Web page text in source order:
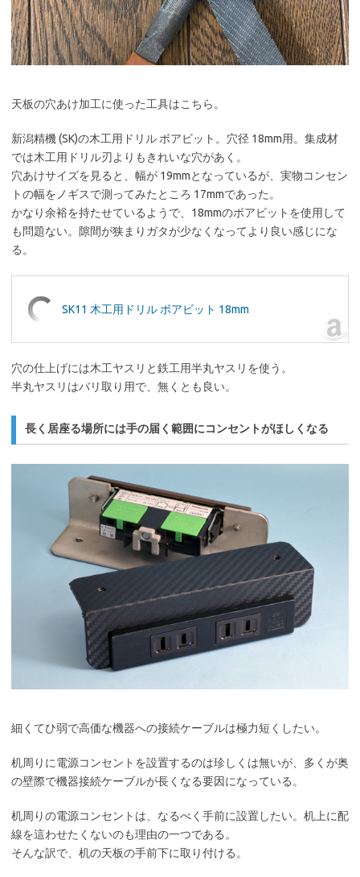
天板の穴あけ加工に使った工具はこちら。
新潟精機 (SK)の木工用ドリル ボアビット。穴径 18mm用。集成材
では木工用ドリル刃よりもきれいな穴があく。
穴あけサイズを見ると、幅が 19mmとなっているが、実物コンセン
トの幅をノギスで測ってみたところ 17mmであった。
かなり余裕を持たせているようで、18mmのボアビットを使用して
も問題ない。隙間が狭まりガタが少なくなってより良い感じにな
る。
SK11 木工用ドリル ボアビット 18mm
穴の仕上げには木工ヤスリと鉄工用半丸ヤスリを使う。
半丸ヤスリはバリ取り用で、無くとも良い。
長く居座る場所には手の届く範囲にコンセントがほしくなる
細くてひ弱で高価な機器への接続ケーブルは極力短くしたい。
机周りに電源コンセントを設置するのは珍しくは無いが、多くが奥
の壁際で機器接続ケーブルが長くなる要因になっている。
机周りの電源コンセントは、なるべく手前に設置したい。机上に配
線を這わせたくないのも理由の一つである。
そんな訳で、机の天板の手前下に取り付ける。